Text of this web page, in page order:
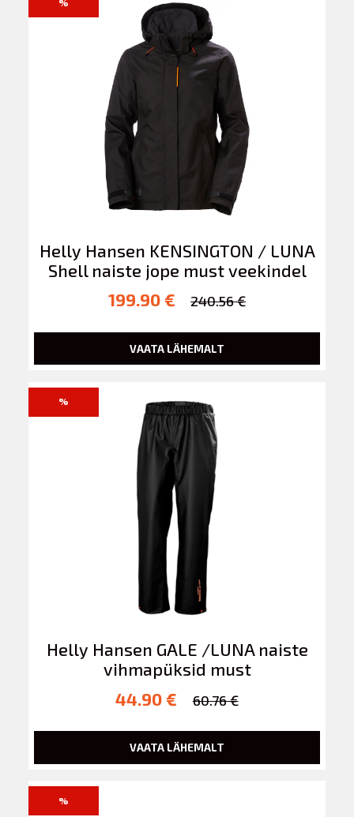
%
Helly Hansen KENSINGTON / LUNA
Shell naiste jope must veekindel
199.90 €
240.56 €
VAATA LÄHEMALT
%
Helly Hansen GALE /LUNA naiste
vihmapüksid must
44.90 €
60.76 €
VAATA LÄHEMALT
%